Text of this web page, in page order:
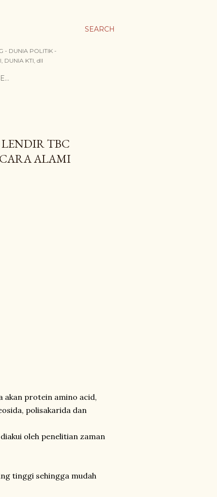
SEARCH
- DUNIA POLITIK -
DUNIA KTI, dll
TBC
ALAMI
akan protein amino acid,
polisakarida dan
oleh penelitian zaman
tinggi sehingga mudah